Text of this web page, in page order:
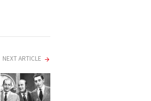
NEXT ARTICLE